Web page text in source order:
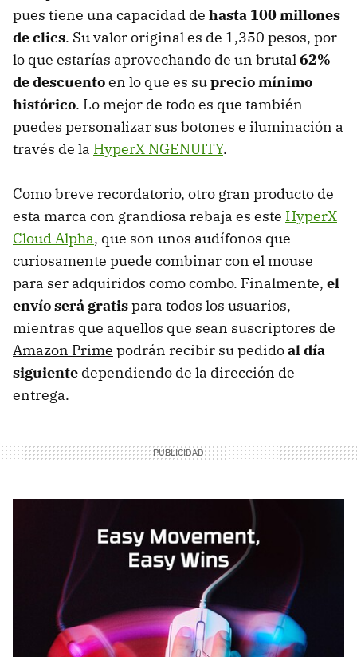
pues tiene una capacidad de hasta 100 millones
de clics. Su valor original es de 1,350 pesos, por
lo que estarías aprovechando de un brutal62%
de descuentoen lo que es suprecio mínimo
histórico. Lo mejor de todo es que también
puedes personalizar sus botones e iluminación a
través de la HyperX NGENUITY.
Como breve recordatorio, otro gran producto de
esta marca con grandiosa rebaja es este HyperX
Cloud Alpha, que son unos audífonos que
curiosamente puede combinar con el mouse
para ser adquiridos como combo. Finalmente, el
envío será gratispara todos los usuarios,
mientras que aquellos que sean suscriptores de
Amazon Prime podrán recibir su pedidoal día
siguiente dependiendo de la dirección de
entrega.